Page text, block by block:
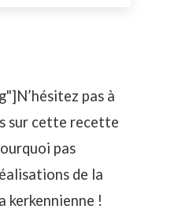
pas à
sur cette recette
pas
de la
kerkennienne !